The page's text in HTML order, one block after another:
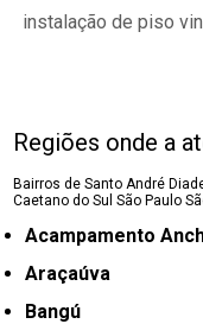
instalação de piso
Regiões onde a
Bairros de Santo André
Caetano do SulSão Paulo
Acampamento
Araçaúva
Bangú